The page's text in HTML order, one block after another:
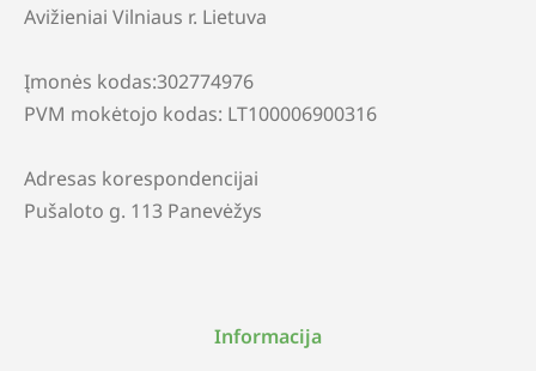
Avižieniai Vilniaus r. Lietuva
Įmonės kodas:302774976
PVM mokėtojo kodas: LT100006900316
Adresas korespondencijai
Pušaloto g. 113 Panevėžys
Informacija